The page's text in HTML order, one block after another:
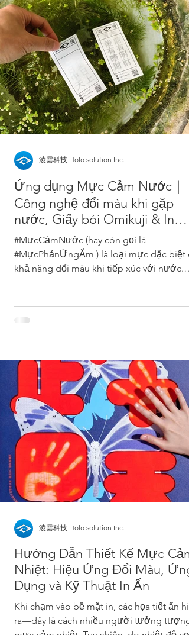
Ứng dụng Mực Cảm Nước｜
Công nghệ đổi màu khi gặp
nước, Giấy bói Omikuji & In
chống giả
#MựcCảmNước (hay còn gọi là
#MựcPhảnỨngẨm ) là loại mực đặc biệt
khả năng đổi màu khi tiếp xúc với nước.
淩雲科技 Holo solution Inc.
Hướng Dẫn Thiết Kế Mực Cảm
Nhiệt: Hiệu Ứng Đổi Màu, Ứng
Dụng và Kỹ Thuật In Ấn
Khi chạm vào bề mặt in, các họa tiết ẩn
ra—đây là cách nhiều người tưởng tượng
淩雲科技 Holo solution Inc.